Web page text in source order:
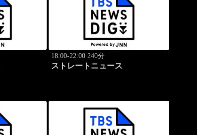
18:00-22:00 240分
ストレートニュース